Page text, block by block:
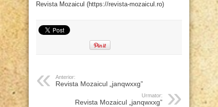
Revista Mozaicul (https://revista-mozaicul.ro)
Anterior:
Revista Mozaicul „janqwxxg”
Urmator:
Revista Mozaicul „janqwxxg”